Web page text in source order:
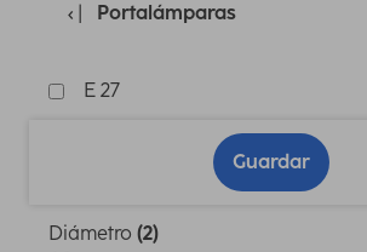
Portalámparas
E 27
Guardar
Diámetro (2)